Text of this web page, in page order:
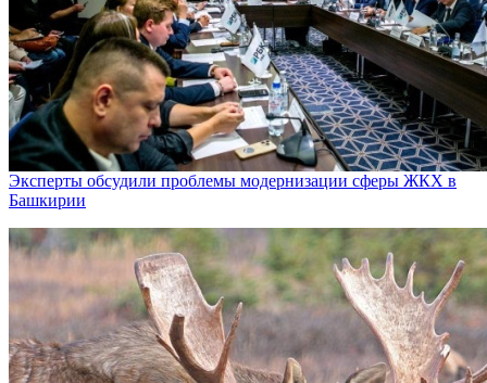
Эксперты обсудили проблемы модернизации сферы ЖКХ в
Башкирии